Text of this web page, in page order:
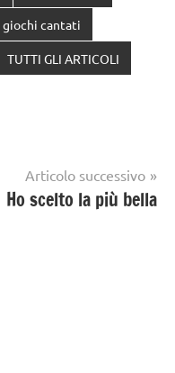
cantati
TUTTI GLI ARTICOLI
Articolo successivo
Ho scelto la più bella